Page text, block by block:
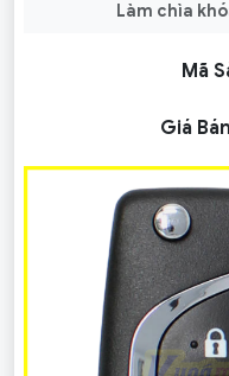
Làm chìa
Mã
Giá